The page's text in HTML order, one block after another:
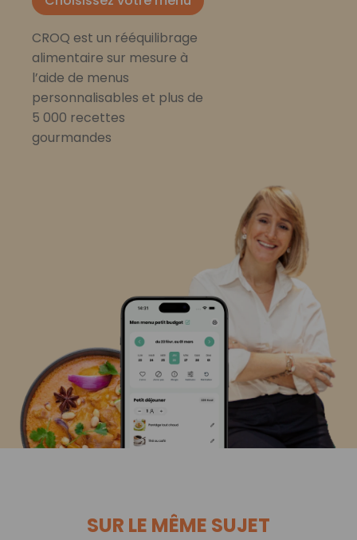
CROQ est un rééquilibrage
alimentaire sur mesure à
l’aide de menus
personnalisables et plus de
5 000 recettes
gourmandes
SUR LE MÊME SUJET